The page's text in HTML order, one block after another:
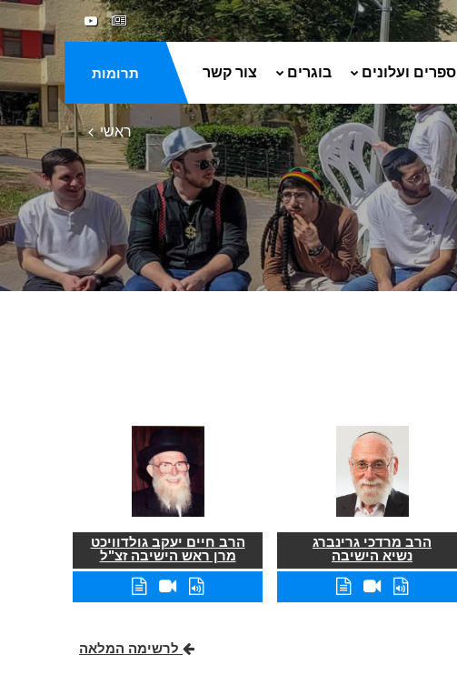
תרומות ספרים ועלונים בוגרים צור קשר
ראשי
הרב מרדכי גרינברג
נשיא הישיבה
הרב חיים יעקב גולדוויכט
מרן ראש הישיבה זצ"ל
לרשימה המלאה